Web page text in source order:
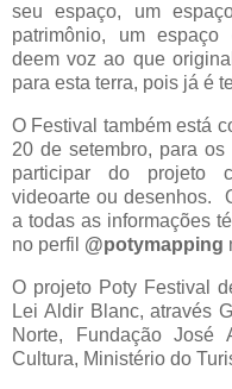
seu espaço, um
patrimônio, um espaço
deem voz ao que
para esta terra, pois já é
O Festival também está
20 de setembro, para
participar do projeto
videoarte ou desenhos.
a todas as informações
no perfil @potymapping
O projeto Poty Festival
Lei Aldir Blanc, através
Norte, Fundação José
Cultura, Ministério do